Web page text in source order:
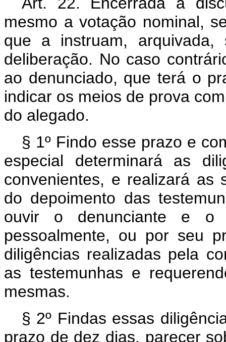
mesmo a votação nominal,
que a instruam,
deliberação. No caso
ao denunciado, que terá o
indicar os meios de prova
do alegado.
§ 1º Findo esse prazo e
especial determinará as
convenientes, e realizará as
do depoimento das
ouvir o denunciante e o
pessoalmente, ou por seu
diligências realizadas pela
as testemunhas e
mesmas.
§ 2º Findas essas
prazo de dez dias, parecer